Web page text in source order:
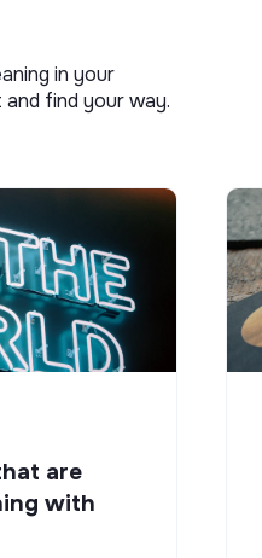
in your
find your way.
are
with